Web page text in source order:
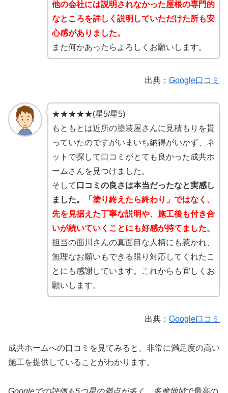
他の会社には説明されなかった屋根の専門的
なところを詳しく説明していただけた所も安
心感がありました。
また何かあったらよろしくお願いします。
出典： Google口コミ
★★★★★(星5/星5)
もともとは近所の塗装屋さんに見積もりを貰
っていたのですがいまいち納得がいかず、ネ
ットで探して口コミがとても良かった成共ホ
ームさんを見つけました。
そして 口コミの良さは本当だったなと実感し
ました。
「塗り終えたら終わり」ではなく、
先を見据えた丁寧な説明や、施工後も付き合
いが続いていくことにも好感が持てました。
担当の面川さんの真面目な人柄にも惹かれ、
無理なお願いもできる限り対応してくれたこ
とにも感謝しています。これからも宜しくお
願いします。
出典： Google口コミ
成共ホームへの口コミを見てみると、非常に満足度の高い
施工を提供していることがわかります。
Googleでの評価も5つ星の満点が多く、多摩地域で最高の